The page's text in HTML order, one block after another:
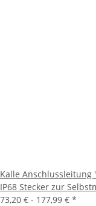
Kalle Anschlussleitung
IP68 Stecker zur
73,20 € - 177,99 € *